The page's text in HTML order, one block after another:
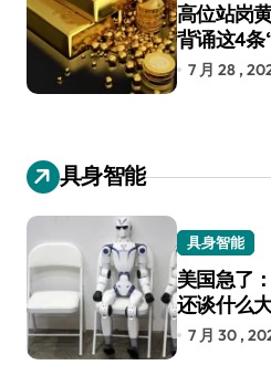
高位站岗
背诵这4条
7 月 28 ,
具身智能
具身智能
美国急了
还谈什么
7 月 30 ,